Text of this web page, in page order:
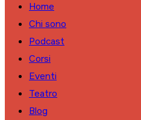
Home
Chi sono
Podcast
Corsi
Eventi
Teatro
Blog